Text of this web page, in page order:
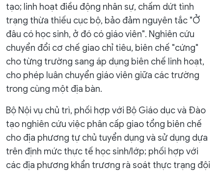
tạo; linh hoạt điều động nhân sự, chấm dứt tình
trạng thừa thiếu cục bộ, bảo đảm nguyên tắc "Ở
đâu có học sinh, ở đó có giáo viên". Nghiên cứu
chuyển đổi cơ chế giao chỉ tiêu, biên chế "cứng"
cho từng trường sang áp dụng biên chế linh hoạt,
cho phép luân chuyển giáo viên giữa các trường
trong cùng một địa bàn.
Bộ Nội vụ chủ trì, phối hợp với Bộ Giáo dục và Đào
tạo nghiên cứu việc phân cấp giao tổng biên chế
cho địa phương tự chủ tuyển dụng và sử dụng dựa
trên định mức thực tế học sinh/lớp; phối hợp với
các địa phương khẩn trương rà soát thực trạng đội